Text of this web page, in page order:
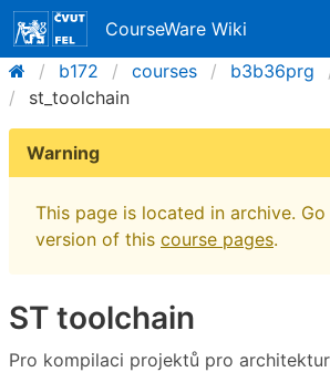
CourseWare Wiki
b172
courses b3b36prg
st_toolchain
Warning
This page is located in archive.
version of this course pages.
ST toolchain
Pro kompilaci projektů pro